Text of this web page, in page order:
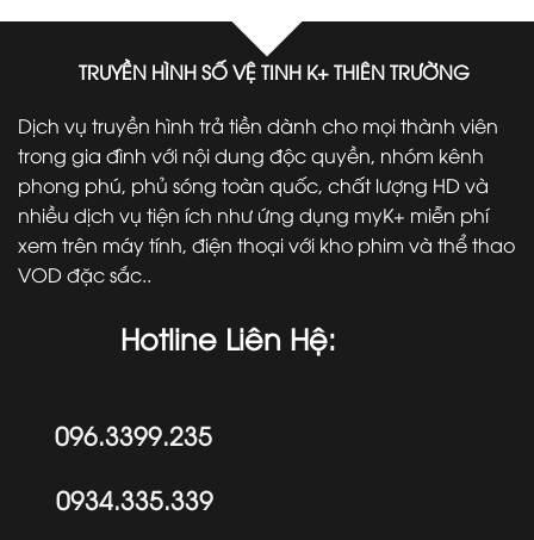
TRUYỀN HÌNH SỐ VỆ TINH K+ THIÊN TRƯỜNG
Dịch vụ truyền hình trả tiền dành cho mọi thành viên
trong gia đình với nội dung độc quyền, nhóm kênh
phong phú, phủ sóng toàn quốc, chất lượng HD và
nhiều dịch vụ tiện ích như ứng dụng myK+ miễn phí
xem trên máy tính, điện thoại với kho phim và thể thao
VOD đặc sắc..
Hotline Liên Hệ:
096.3399.235
0934.335.339